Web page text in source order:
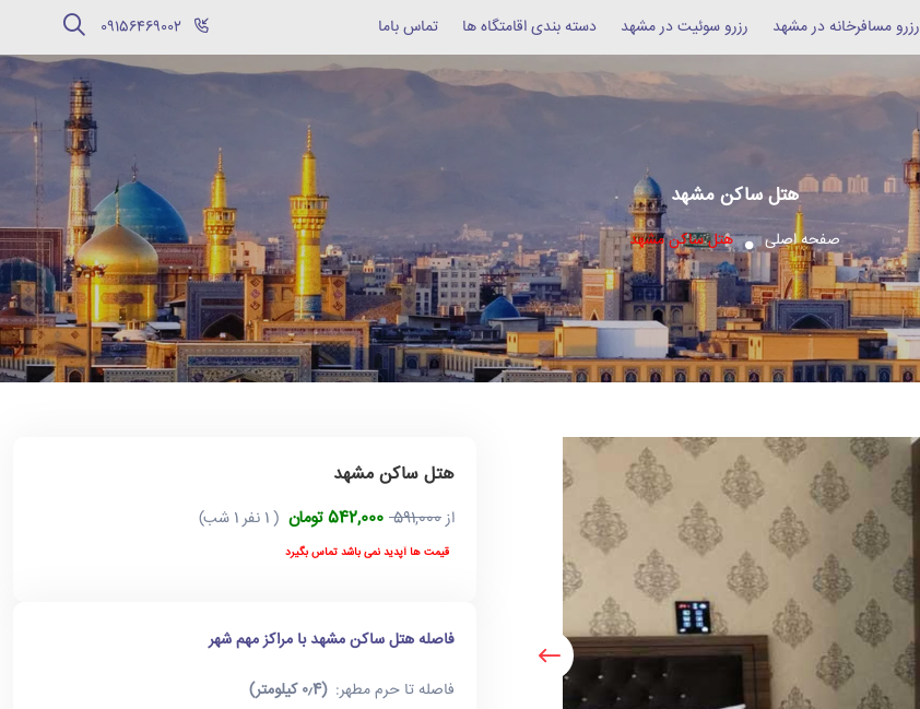
رزرو مسافرخانه در مشهد رزرو سوئیت در مشهد دسته بندی اقامتگاه ها تماس باما
هتل ساکن مشهد
صفحه اصلی هتل ساکن مشهد
هتل ساکن مشهد
از591,000 542,000 تومان ( 1 نفر 1 شب)
قیمت ها آپدید نمی باشد تماس بگیرد
فاصله هتل ساکن مشهد با مراکز مهم شهر
فاصله تا حرم مطهر:(۰٫4 کیلومتر)